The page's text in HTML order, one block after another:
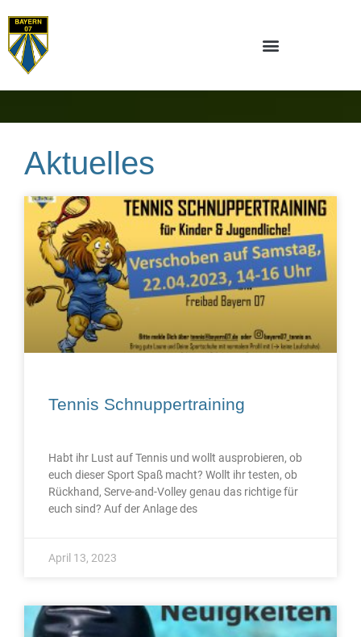
Aktuelles
Tennis Schnuppertraining
Habt ihr Lust auf Tennis und wollt ausprobieren, ob
euch dieser Sport Spaß macht? Wollt ihr testen, ob
Rückhand, Serve-and-Volley genau das richtige für
euch sind? Auf der Anlage des
April 13, 2023